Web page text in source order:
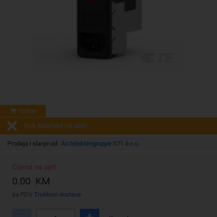
Online
Rok isporuke na upit!
Prodaja i slanje od: Architektengruppe S71 d.o.o.
Cijena na upit
0.00 KM
sa PDV Troškovi dostave